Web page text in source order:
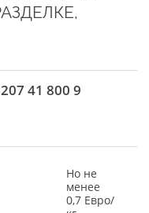
41 800 9
Но не
менее
0,7 Евро/